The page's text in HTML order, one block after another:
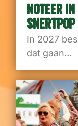
NOTEER
In 2027
dat gaan…